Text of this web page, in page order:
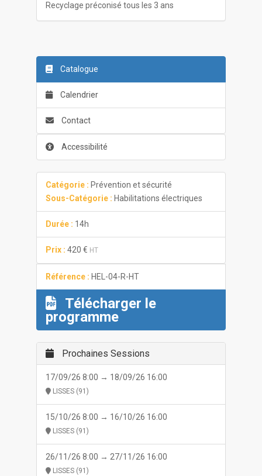
Recyclage préconisé tous les 3 ans
Catalogue
Calendrier
Contact
Accessibilité
Catégorie : Prévention et sécurité
Sous-Catégorie : Habilitations électriques
Durée : 14h
Prix : 420 € HT
Référence : HEL-04-R-HT
Télécharger le
programme
Prochaines Sessions
17/09/26 8:00 → 18/09/26 16:00
LISSES (91)
15/10/26 8:00 → 16/10/26 16:00
LISSES (91)
26/11/26 8:00 → 27/11/26 16:00
LISSES (91)